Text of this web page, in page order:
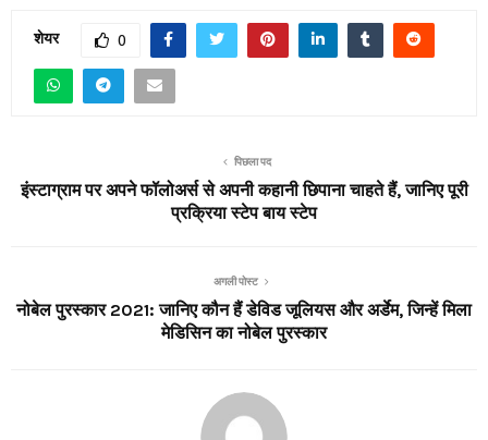
शेयर 0
पिछला पद
इंस्टाग्राम पर अपने फॉलोअर्स से अपनी कहानी छिपाना चाहते हैं, जानिए पूरी
प्रक्रिया स्टेप बाय स्टेप
अगली पोस्ट
नोबेल पुरस्कार 2021: जानिए कौन हैं डेविड जूलियस और अर्डेम, जिन्हें मिला
मेडिसिन का नोबेल पुरस्कार